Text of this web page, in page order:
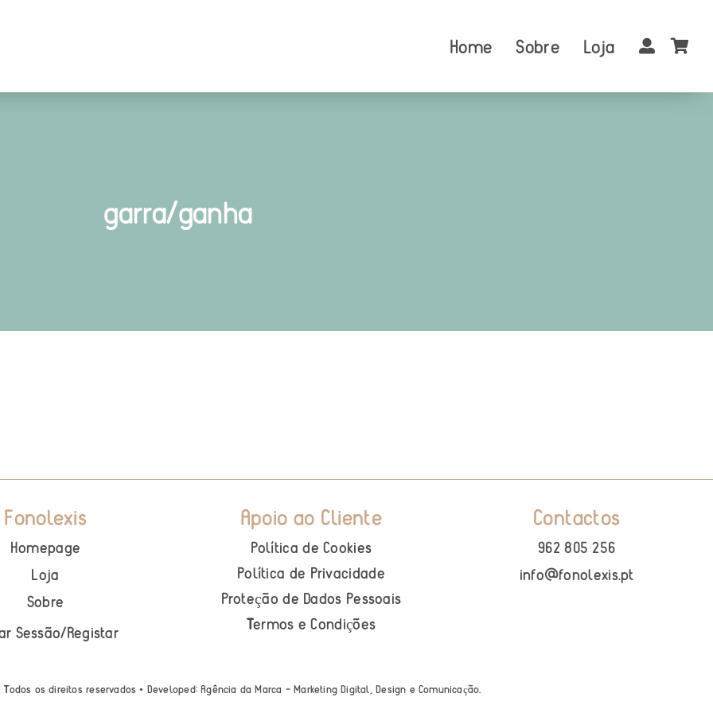
Home Sobre Loja
garra/ganha
Fonolexis
Homepage
Loja
Sobre
Sessão/Registar
Apoio ao Cliente
Política de Cookies
Política de Privacidade
Proteção de Dados Pessoais
Termos e Condições
Contactos
962 805 256
info@fonolexis.pt
os direitos reservados • Developed:Agência da Marca – Marketing Digital, Design e Comunicação.